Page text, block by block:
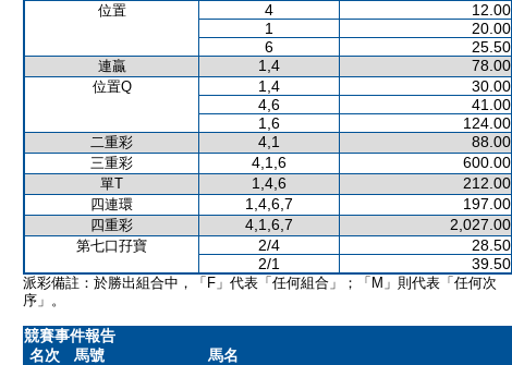
位置 4
12.00
1
20.00
6
25.50
連贏 1,4 78.00
位置Q 1,4
30.00
4,6
41.00
1,6
124.00
二重彩 4,1 88.00
三重彩 4,1,6 600.00
單T 1,4,6 212.00
四連環 1,4,6,7 197.00
四重彩 4,1,6,7 2,027.00
第七口孖寶 2/4
28.50
2/1
39.50
派彩備註：於勝出組合中，「F」代表「任何組合」；「M」則代表「任何次
序」。
競賽事件報告
名次
馬號 馬名